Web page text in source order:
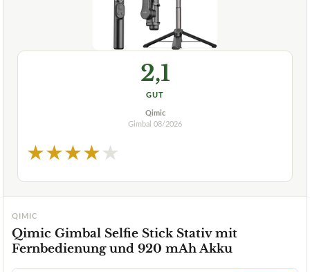
2,1
GUT
Qimic
Gimbal 08/2026
★★★★★
QIMIC
Qimic Gimbal Selfie Stick Stativ mit
Fernbedienung und 920 mAh Akku